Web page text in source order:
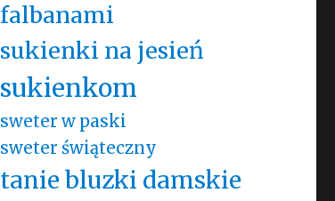
falbanami
sukienki na jesień
sukienkom
sweter w paski
sweter świąteczny
tanie bluzki damskie